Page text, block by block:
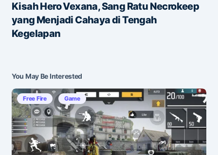
Save my name and e-mail in this browser for the
next time I comment.
Kisah Hero Vexana, Sang Ratu Necrokeep
yang Menjadi Cahaya di Tengah
Kegelapan
You May Be Interested
Free Fire Game